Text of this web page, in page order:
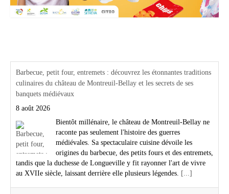
Barbecue, petit four, entremets : découvrez les étonnantes traditions
culinaires du château de Montreuil-Bellay et les secrets de ses
banquets médiévaux
8 août 2026
Bientôt millénaire, le château de Montreuil-Bellay ne
raconte pas seulement l'histoire des guerres
médiévales. Sa spectaculaire cuisine dévoile les
origines du barbecue, des petits fours et des entremets,
tandis que la duchesse de Longueville y fit rayonner l'art de vivre
au XVIIe siècle, laissant derrière elle plusieurs légendes. [...]